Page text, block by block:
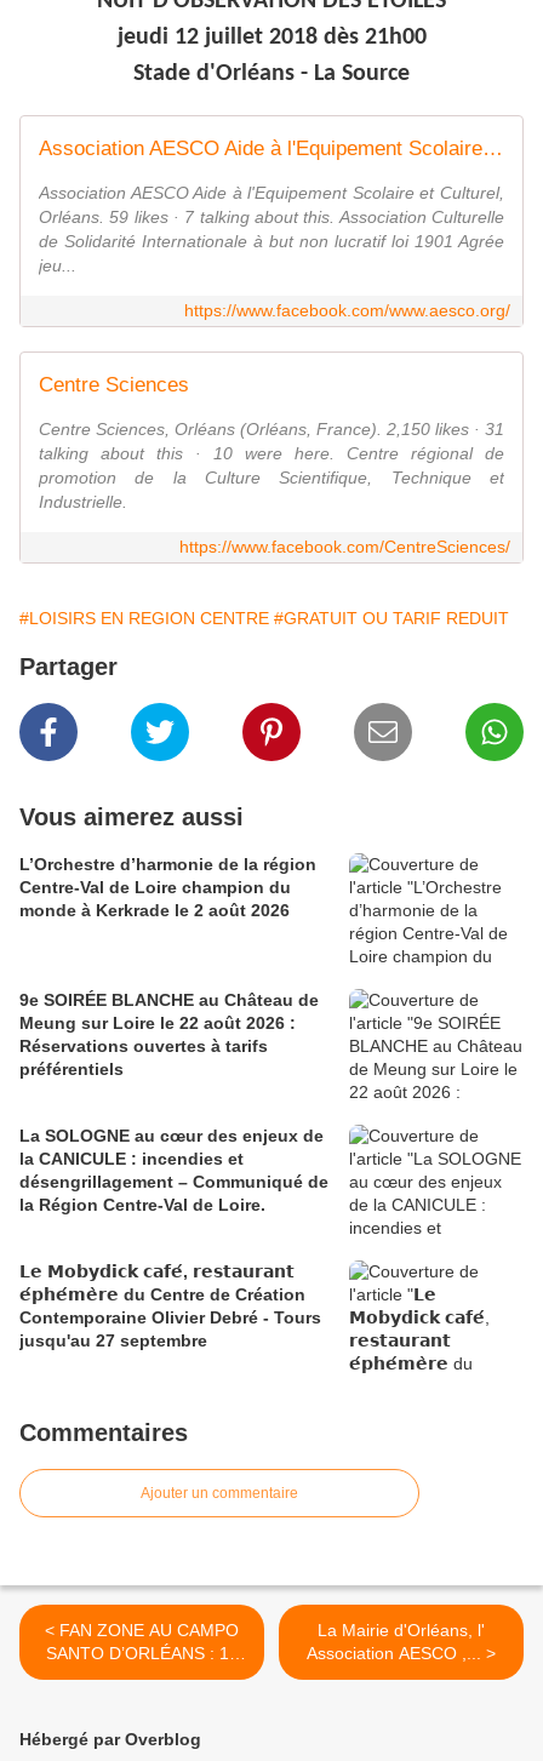
jeudi 12 juillet 2018 dès 21h00
Stade d'Orléans - La Source
Association AESCO Aide à l'Equipement Scolaire et Culturel
Association AESCO Aide à l'Equipement Scolaire et Culturel,
Orléans. 59 likes · 7 talking about this. Association Culturelle
de Solidarité Internationale à but non lucratif loi 1901 Agrée
jeu...
https://www.facebook.com/www.aesco.org/
Centre Sciences
Centre Sciences, Orléans (Orléans, France). 2,150 likes · 31
talking about this · 10 were here. Centre régional de
promotion de la Culture Scientifique, Technique et
Industrielle.
https://www.facebook.com/CentreSciences/
#LOISIRS EN REGION CENTRE #GRATUIT OU TARIF REDUIT
Partager
Vous aimerez aussi
L’Orchestre d’harmonie de la région
Centre-Val de Loire champion du
monde à Kerkrade le 2 août 2026
9e SOIRÉE BLANCHE au Château de
Meung sur Loire le 22 août 2026 :
Réservations ouvertes à tarifs
préférentiels
La SOLOGNE au cœur des enjeux de
la CANICULE : incendies et
désengrillagement – Communiqué de
la Région Centre-Val de Loire.
𝗟𝗲 𝗠𝗼𝗯𝘆𝗱𝗶𝗰𝗸 𝗰𝗮𝗳𝗲́, 𝗿𝗲𝘀𝘁𝗮𝘂𝗿𝗮𝗻𝘁
𝗲́𝗽𝗵𝗲́𝗺𝗲̀𝗿𝗲 du Centre de Création
Contemporaine Olivier Debré - Tours
jusqu'au 27 septembre
Commentaires
Ajouter un commentaire
< FAN ZONE AU CAMPO
SANTO D’ORLÉANS : 10
juillet...
La Mairie d'Orléans, l'
Association AESCO ,... >
Hébergé par Overblog